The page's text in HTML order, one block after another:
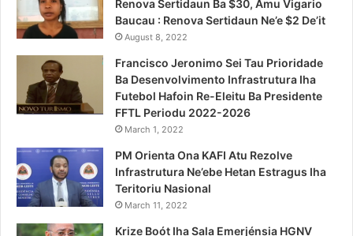
Renova Sertidaun Ba $30, Amu Vigario
Baucau : Renova Sertidaun Ne’e $2 De’it
August 8, 2022
Francisco Jeronimo Sei Tau Prioridade
Ba Desenvolvimento Infrastrutura Iha
Futebol Hafoin Re-Eleitu Ba Presidente
FFTL Periodu 2022-2026
March 1, 2022
PM Orienta Ona KAFI Atu Rezolve
Infrastrutura Ne’ebe Hetan Estragus Iha
Teritoriu Nasional
March 11, 2022
Krize Boót Iha Sala Emerjénsia HGNV